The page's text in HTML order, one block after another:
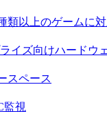
類以上のゲームに
イズ向けハードウ
スペース
監視